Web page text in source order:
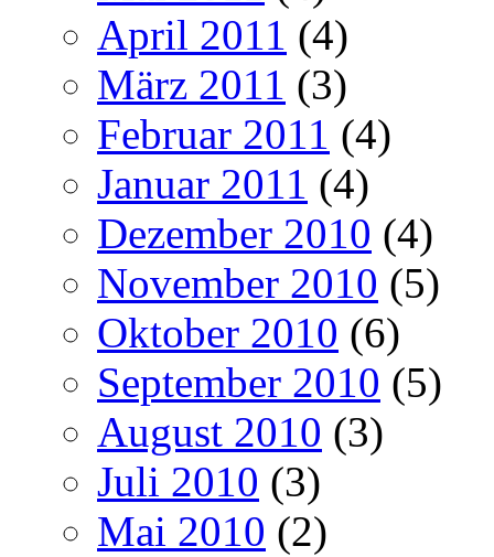
April 2011 (4)
März 2011 (3)
Februar 2011 (4)
Januar 2011 (4)
Dezember 2010 (4)
November 2010 (5)
Oktober 2010 (6)
September 2010 (5)
August 2010 (3)
Juli 2010 (3)
Mai 2010 (2)